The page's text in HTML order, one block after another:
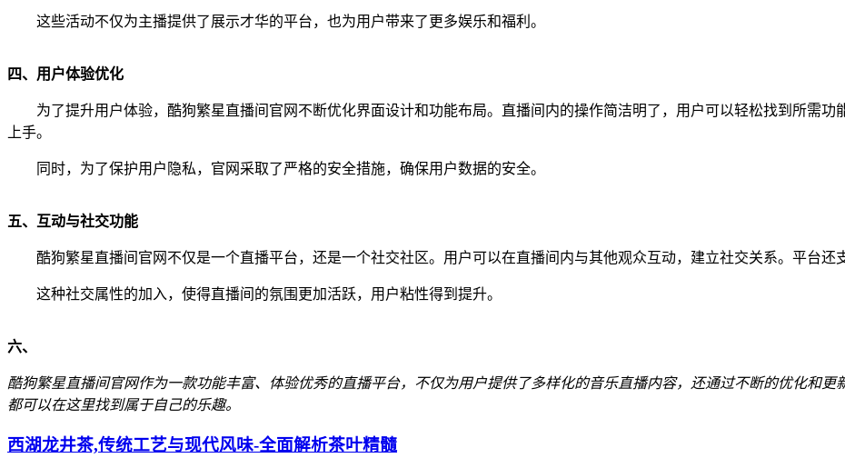
这些活动不仅为主播提供了展示才华的平台，也为用户带来了更多娱乐和福利。
四、用户体验优化
为了提升用户体验，酷狗繁星直播间官网不断优化界面设计和功能布局。直播间内的操作简洁明了，用户可以轻松找到所需
上手。
同时，为了保护用户隐私，官网采取了严格的安全措施，确保用户数据的安全。
五、互动与社交功能
酷狗繁星直播间官网不仅是一个直播平台，还是一个社交社区。用户可以在直播间内与其他观众互动，建立社交关系。平台还
这种社交属性的加入，使得直播间的氛围更加活跃，用户粘性得到提升。
六、
酷狗繁星直播间官网作为一款功能丰富、体验优秀的直播平台，不仅为用户提供了多样化的音乐直播内容，还通过不断的优化和更
都可以在这里找到属于自己的乐趣。
西湖龙井茶,传统工艺与现代风味-全面解析茶叶精髓